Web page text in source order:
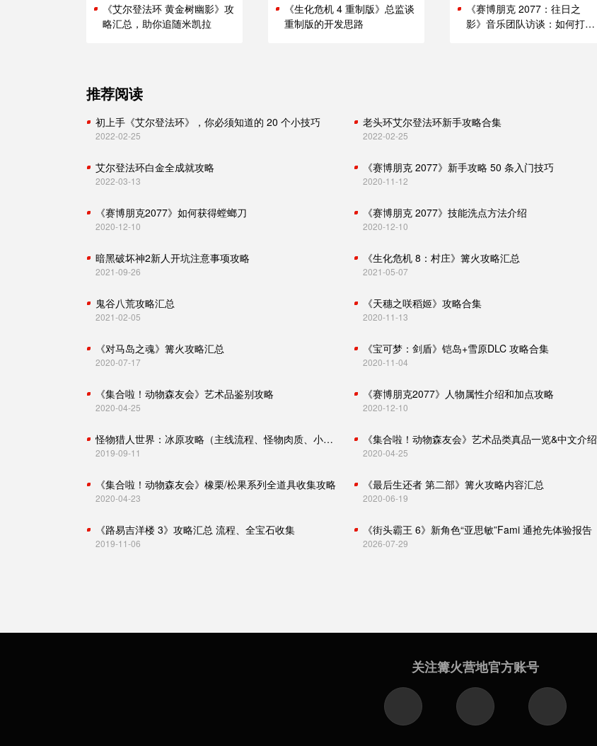
《艾尔登法环 黄金树幽影》攻
略汇总，助你追随米凯拉
《生化危机 4 重制版》总监谈
重制版的开发思路
《赛博朋克 2077：往日之
影》音乐团队访谈：如何打造
推荐阅读
初上手《艾尔登法环》，你必须知道的 20 个小技巧
2022-02-25
老头环艾尔登法环新手攻略合集
2022-02-25
艾尔登法环白金全成就攻略
2022-03-13
《赛博朋克 2077》新手攻略 50 条入门技巧
2020-11-12
《赛博朋克2077》如何获得螳螂刀
2020-12-10
《赛博朋克 2077》技能洗点方法介绍
2020-12-10
暗黑破坏神2新人开坑注意事项攻略
2021-09-26
《生化危机 8：村庄》篝火攻略汇总
2021-05-07
鬼谷八荒攻略汇总
2021-02-05
《天穗之咲稻姬》攻略合集
2020-11-13
《对马岛之魂》篝火攻略汇总
2020-07-17
《宝可梦：剑盾》铠岛+雪原DLC 攻略合集
2020-11-04
《集合啦！动物森友会》艺术品鉴别攻略
2020-04-25
《赛博朋克2077》人物属性介绍和加点攻略
2020-12-10
怪物猎人世界：冰原攻略（主线流程、怪物肉质、小技巧）
2019-09-11
《集合啦！动物森友会》艺术品类真品一览&中文介绍
2020-04-25
《集合啦！动物森友会》橡栗/松果系列全道具收集攻略
2020-04-23
《最后生还者 第二部》篝火攻略内容汇总
2020-06-19
《路易吉洋楼 3》攻略汇总 流程、全宝石收集
2019-11-06
《街头霸王 6》新角色“亚思敏”Fami 通抢先体验报告
2026-07-29
关注篝火营地官方账号